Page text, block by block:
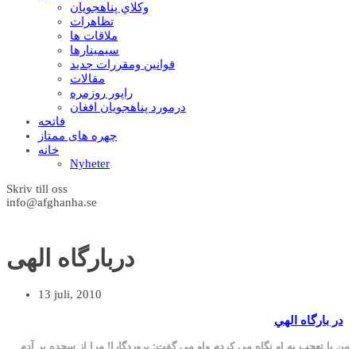
وکلاي پناهجويان
تظاهرات
ملاقات ها
سيمينارها
قوانين ومقررات جديد
مقالات
راپور روزمره
درمورد پناهجويان افغان
فاتحه
چهره های ممتاز
خانه
Nyheter
Skriv till oss
info@afghanha.se
دربارگاه الهی
13 juli, 2010
در بارگاه الهي
من با تعجب به او نگاه مي كردم واو مي گفت: پروردگارا! مرا از سجده بر آدم